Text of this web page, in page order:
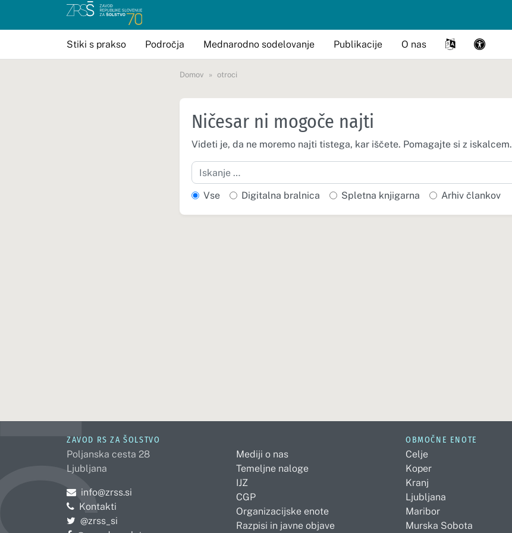
Stiki s prakso Področja Mednarodno sodelovanje Publikacije O nas
Domov otroci
Ničesar ni mogoče najti
Videti je, da ne moremo najti tistega, kar iščete. Pomagajte si z iskalcem.
Iskanje
Vse Digitalna bralnica Spletna knjigarna Arhiv člankov
ZAVOD RS ZA ŠOLSTVO
Poljanska cesta 28
Ljubljana
Pošljite e-mail na
info@zrss.si
Kontakti
Pojdite na Twitter:
@zrss_si
Mediji o nas
Temeljne naloge
IJZ
CGP
Organizacijske enote
Razpisi in javne objave
OBMOČNE ENOTE
Celje
Koper
Kranj
Ljubljana
Maribor
Murska Sobota